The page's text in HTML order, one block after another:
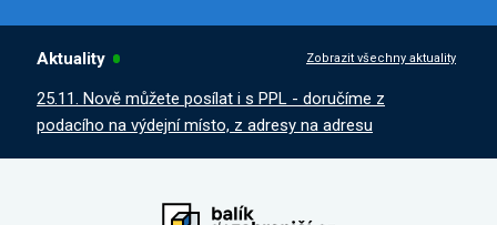
Aktuality Zobrazit všechny aktuality
25.11. Nově můžete posílat i s PPL - doručíme z
podacího na výdejní místo, z adresy na adresu